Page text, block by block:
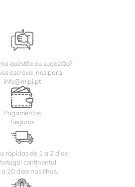
questão ou sugestão?
escreva-nos para:
info@mipi.pt
Pagamentos
Seguros
rápidas de 1 a 2 dias
continental.
a 20 dias nas ilhas.